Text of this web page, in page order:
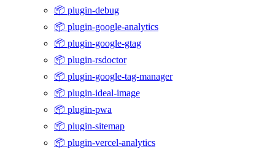
📦 plugin-debug
📦 plugin-google-analytics
📦 plugin-google-gtag
📦 plugin-rsdoctor
📦 plugin-google-tag-manager
📦 plugin-ideal-image
📦 plugin-pwa
📦 plugin-sitemap
📦 plugin-vercel-analytics